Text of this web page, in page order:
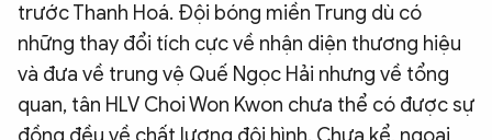
trước Thanh Hoá. Đội bóng miền Trung dù có
những thay đổi tích cực về nhận diện thương hiệu
và đưa về trung vệ Quế Ngọc Hải nhưng về tổng
quan, tân HLV Choi Won Kwon chưa thể có được sự